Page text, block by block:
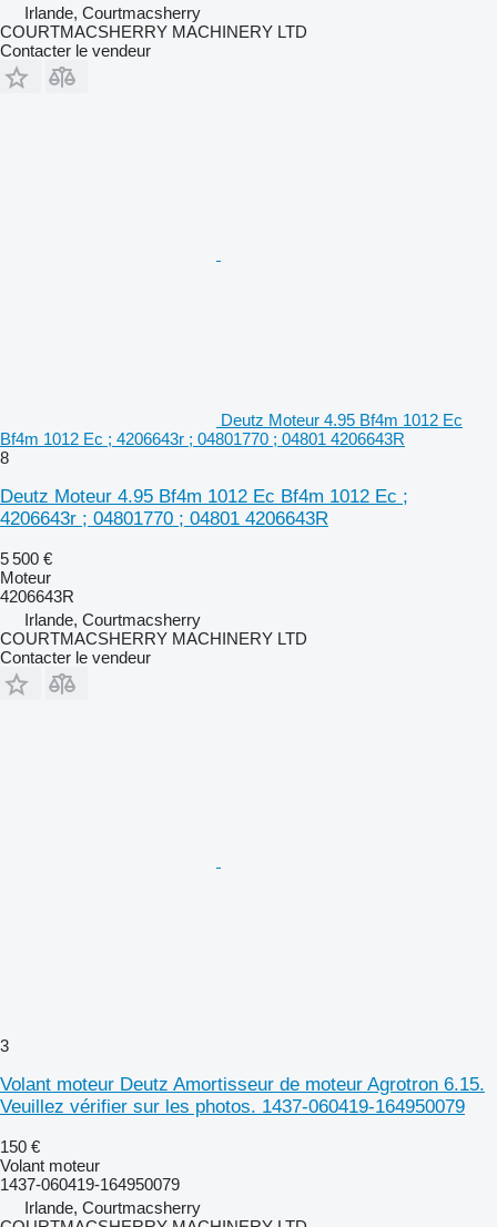
Irlande, Courtmacsherry
COURTMACSHERRY MACHINERY LTD
Contacter le vendeur
Deutz Moteur 4.95 Bf4m 1012 Ec
Bf4m 1012 Ec ; 4206643r ; 04801770 ; 04801 4206643R
8
Deutz Moteur 4.95 Bf4m 1012 Ec Bf4m 1012 Ec ;
4206643r ; 04801770 ; 04801 4206643R
5 500 €
Moteur
4206643R
Irlande, Courtmacsherry
COURTMACSHERRY MACHINERY LTD
Contacter le vendeur
3
Volant moteur Deutz Amortisseur de moteur Agrotron 6.15.
Veuillez vérifier sur les photos. 1437-060419-164950079
150 €
Volant moteur
1437-060419-164950079
Irlande, Courtmacsherry